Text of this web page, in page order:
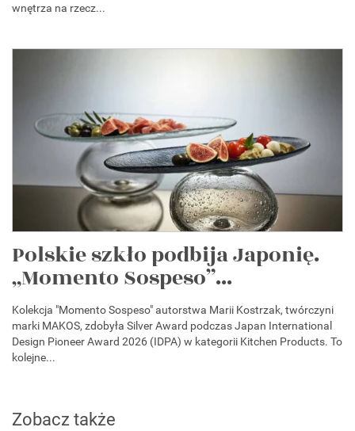
wnętrza na rzecz...
Polskie szkło podbija Japonię.
„Momento Sospeso”...
Kolekcja "Momento Sospeso" autorstwa Marii Kostrzak, twórczyni
marki MAKOS, zdobyła Silver Award podczas Japan International
Design Pioneer Award 2026 (IDPA) w kategorii Kitchen Products. To
kolejne...
Zobacz także